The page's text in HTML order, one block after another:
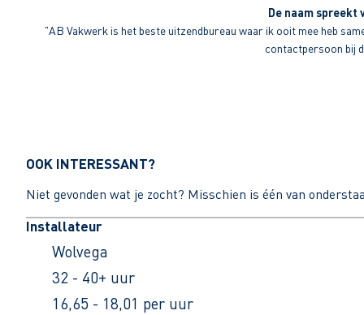
De naam spreekt
"AB Vakwerk is het beste uitzendbureau waar ik ooit mee heb
contactpersoon bij
OOK INTERESSANT?
Niet gevonden wat je zocht? Misschien is één van
Installateur
Wolvega
32 - 40+ uur
16,65 - 18,01 per uur